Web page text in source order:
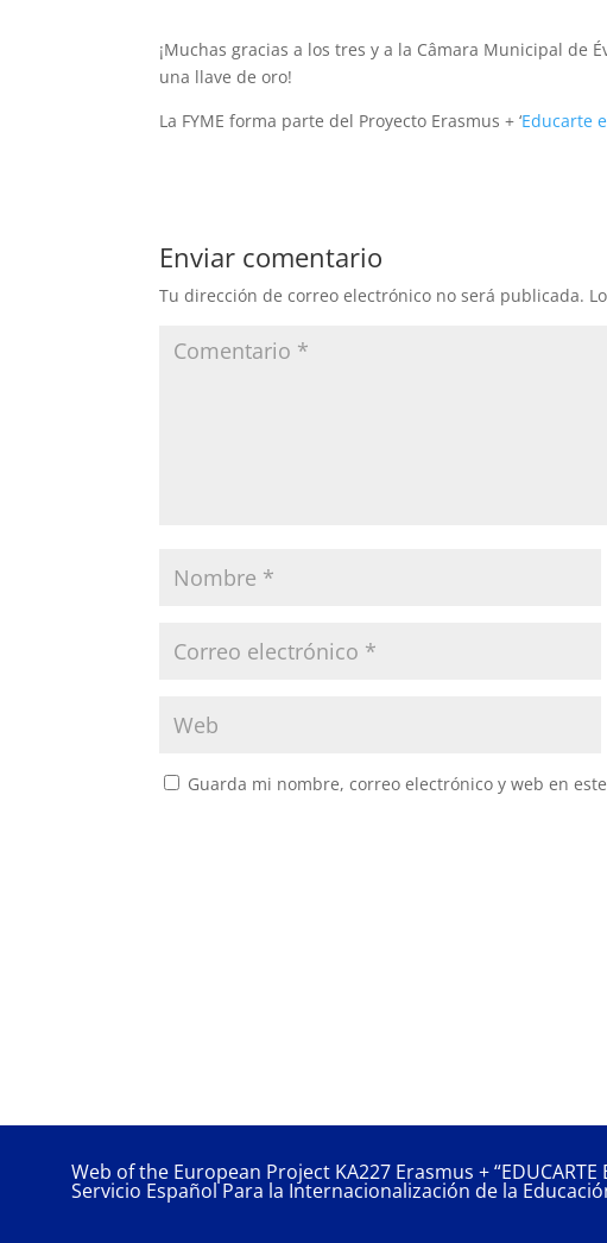
¡Muchas gracias a los tres y a la Câmara Municipal de
una llave de oro!
La FYME forma parte del Proyecto Erasmus + ‘Educarte
Enviar comentario
Tu dirección de correo electrónico no será publicada.
Guarda mi nombre, correo electrónico y web en
Web of the European Project KA227 Erasmus +
Servicio Español Para la Internacionalización de la